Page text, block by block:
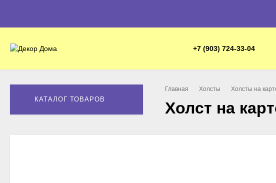
+7 (903) 724-33-04
КАТАЛОГ ТОВАРОВ
Главная Холсты Холсты на
Холст на